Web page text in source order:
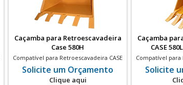
Caçamba para Retroescavadeira
Case 580H
Compatível para Retroescavadeira CASE
580H
Solicite um Orçamento
Clique aqui
Caçamba
CASE
Compatível para
580L-
Solicite